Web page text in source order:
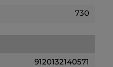
730
9120132140571